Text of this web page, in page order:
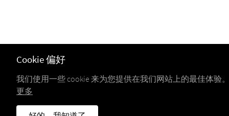
Cookie 偏好
我们使用一些 cookie 来为您提供在我们网站上的最佳体验
更多